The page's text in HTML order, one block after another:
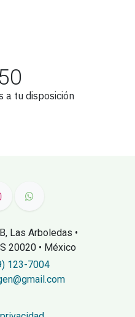
a tu disposición
Las Arboledas •
20020 • México
123-7004